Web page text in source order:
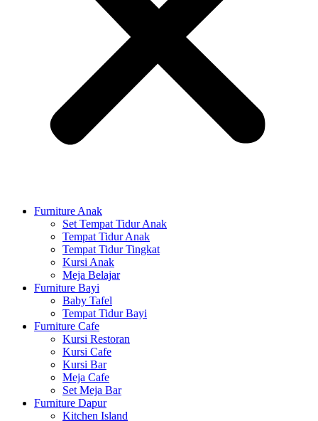
Furniture Anak
Set Tempat Tidur Anak
Tempat Tidur Anak
Tempat Tidur Tingkat
Kursi Anak
Meja Belajar
Furniture Bayi
Baby Tafel
Tempat Tidur Bayi
Furniture Cafe
Kursi Restoran
Kursi Cafe
Kursi Bar
Meja Cafe
Set Meja Bar
Furniture Dapur
Kitchen Island